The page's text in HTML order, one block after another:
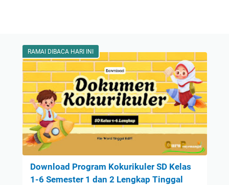
RAMAI DIBACA HARI INI
Download Program Kokurikuler SD Kelas
1-6 Semester 1 dan 2 Lengkap Tinggal